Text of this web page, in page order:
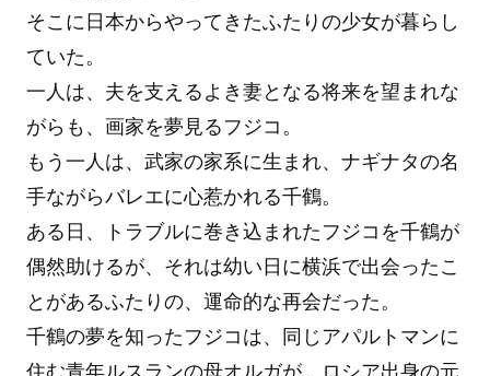
そこに日本からやってきたふたりの少女が暮らし
ていた。
一人は、夫を支えるよき妻となる将来を望まれな
がらも、画家を夢見るフジコ。
もう一人は、武家の家系に生まれ、ナギナタの名
手ながらバレエに心惹かれる千鶴。
ある日、トラブルに巻き込まれたフジコを千鶴が
偶然助けるが、それは幼い日に横浜で出会ったこ
とがあるふたりの、運命的な再会だった。
千鶴の夢を知ったフジコは、同じアパルトマンに
住む青年ルスランの母オルガが、ロシア出身の元